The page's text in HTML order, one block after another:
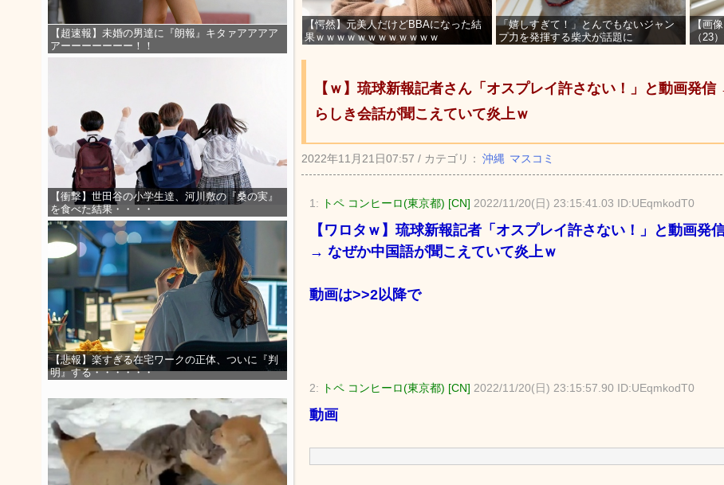
【超速報】未婚の男達に『朗報』キタァアアアア
アーーーーーーー！！
【衝撃】世田谷の小学生達、河川敷の『桑の実』
を食べた結果・・・・
【悲報】楽すぎる在宅ワークの正体、ついに『判
明』する・・・・・・
【愕然】元美人だけどBBAになった結
果ｗｗｗｗｗｗｗｗｗｗｗｗ
「嬉しすぎて！」とんでもないジャン
プ力を発揮する柴犬が話題に
【画
（23
【ｗ】琉球新報記者さん「オスプレイ許さない！」と動画発
らしき会話が聞こえていて炎上ｗ
2022年11月21日07:57 / カテゴリ： 沖縄 マスコミ
1: トペ コンヒーロ(東京都) [CN] 2022/11/20(日) 23:15:41.03 ID:UEqmkodT0
【ワロタｗ】琉球新報記者「オスプレイ許さない！」と動画発
→ なぜか中国語が聞こえていて炎上ｗ
動画は>>2以降で
2: トペ コンヒーロ(東京都) [CN] 2022/11/20(日) 23:15:57.90 ID:UEqmkodT0
動画